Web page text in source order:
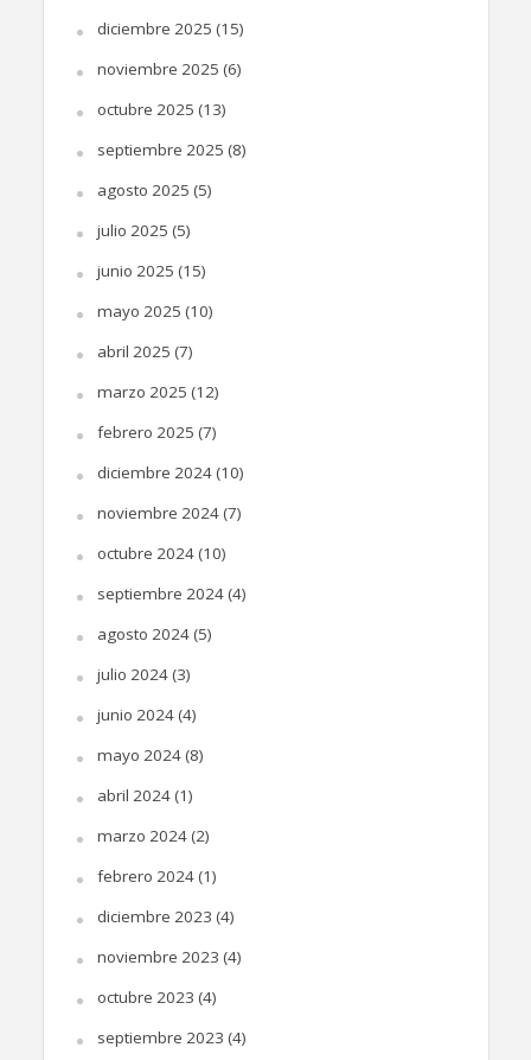
diciembre 2025 (15)
noviembre 2025 (6)
octubre 2025 (13)
septiembre 2025 (8)
agosto 2025 (5)
julio 2025 (5)
junio 2025 (15)
mayo 2025 (10)
abril 2025 (7)
marzo 2025 (12)
febrero 2025 (7)
diciembre 2024(10)
noviembre 2024(7)
octubre 2024(10)
septiembre 2024(4)
agosto 2024(5)
julio 2024(3)
junio 2024(4)
mayo 2024(8)
abril 2024(1)
marzo 2024(2)
febrero 2024(1)
diciembre 2023 (4)
noviembre 2023 (4)
octubre 2023 (4)
septiembre 2023 (4)